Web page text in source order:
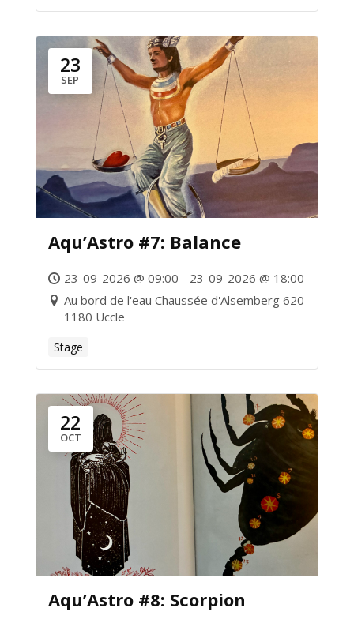
23
SEP
Aqu’Astro #7: Balance
23-09-2026 @ 09:00 - 23-09-2026 @ 18:00
Au bord de l'eau Chaussée d'Alsemberg 620
1180 Uccle
Stage
22
OCT
Aqu’Astro #8: Scorpion